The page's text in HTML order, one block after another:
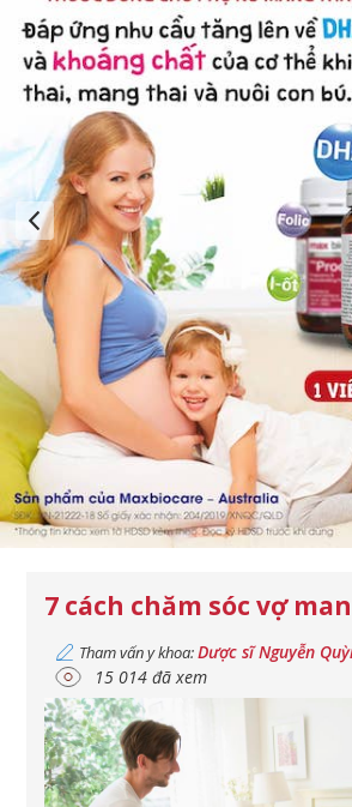
7 cách chăm sóc vợ
Tham vấn y khoa:Dược sĩ Nguyễn
15 014 đã xem